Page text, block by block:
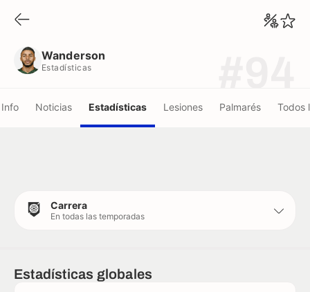
Wanderson
Estadísticas
Info Noticias Estadísticas Lesiones Palmarés Todos
Carrera
En todas las temporadas
Estadísticas globales